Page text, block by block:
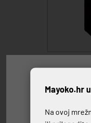
VINSKA
Mayoko.hr
Na ovoj